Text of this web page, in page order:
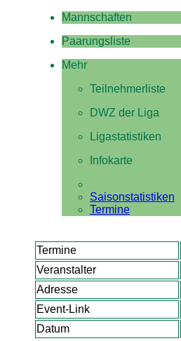
Mannschaften
Paarungsliste
Mehr
Teilnehmerliste
DWZ der Liga
Ligastatistiken
Infokarte
Saisonstatistiken
Termine
Termine
Veranstalter
Adresse
Event-Link
Datum